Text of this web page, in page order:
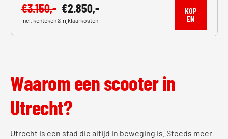
€3.150,- €2.850,-
Incl. kenteken & rijklaarkosten
KOP
EN
Waarom een scooter in
Utrecht?
Utrecht is een stad die altijd in beweging is. Steeds meer